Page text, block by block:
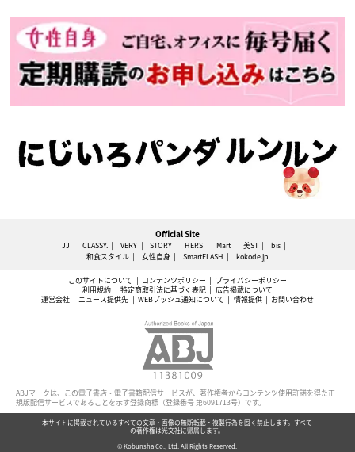
Official Site
JJ CLASSY. VERY STORY HERS Mart 美ST
bis
和食スタイル
女性自身 SmartFLASH kokode.jp
このサイトについて コンテンツポリシー
プライバシーポリシー
利用規約
特定商取引法に基づく表記
広告掲載について
運営会社
ニュース提供先 WEBプッシュ通知について 情報提供 お問い合わせ
ABJマークは、この電子書店・電子書籍配信サービスが、著作権者からコンテンツ使用許諾を得た正
規版配信サービスであることを示す登録商標（登録番号 第6091713号）です。
本サイトに掲載されているすべての文章・画像の無断転載・複製行為を固く禁止します。すべて
の著作権は光文社に帰属します。
© Kobunsha Co., Ltd. All Rights Reserved.